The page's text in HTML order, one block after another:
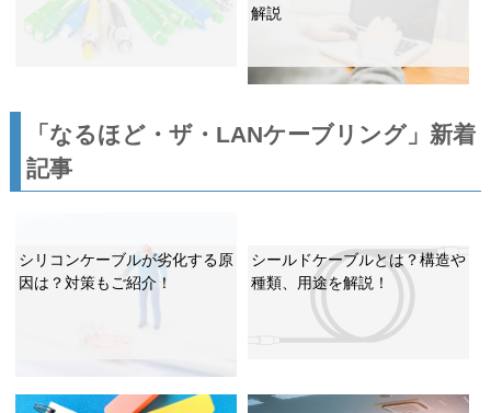
解説
「なるほど・ザ・LANケーブリング」新着
記事
シリコンケーブルが劣化する原
因は？対策もご紹介！
シールドケーブルとは？構造や
種類、用途を解説！